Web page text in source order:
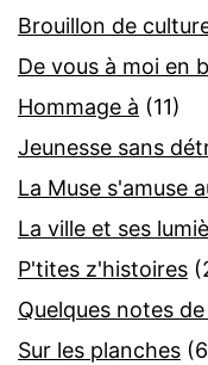
Brouillon de
De vous à moi en
Hommage à (11)
Jeunesse sans
La Muse s'amuse
La ville et ses
P'tites z'histoires
Quelques notes
Sur les planches